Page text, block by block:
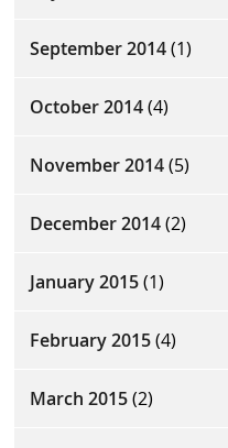
September 2014(1)
October 2014(4)
November 2014(5)
December 2014(2)
January 2015(1)
February 2015(4)
March 2015(2)